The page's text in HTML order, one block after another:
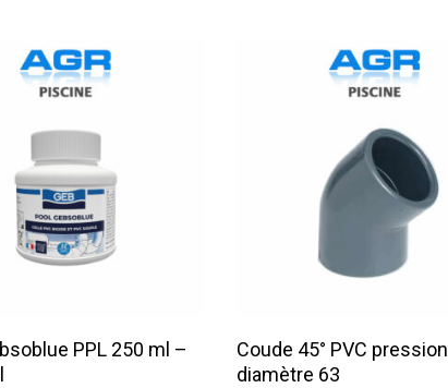
Lire La SuitePPL 250 ml –
Lire La Suite
Coude 45° PVC pression
diamètre 63